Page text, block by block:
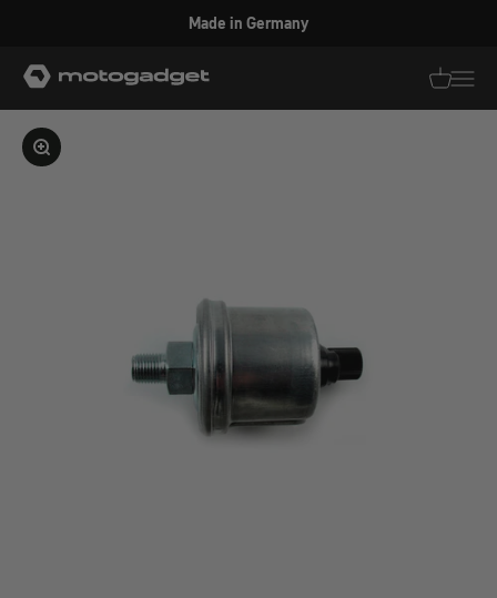
Made in Germany
motogadget GmbH
Bild vergrößern